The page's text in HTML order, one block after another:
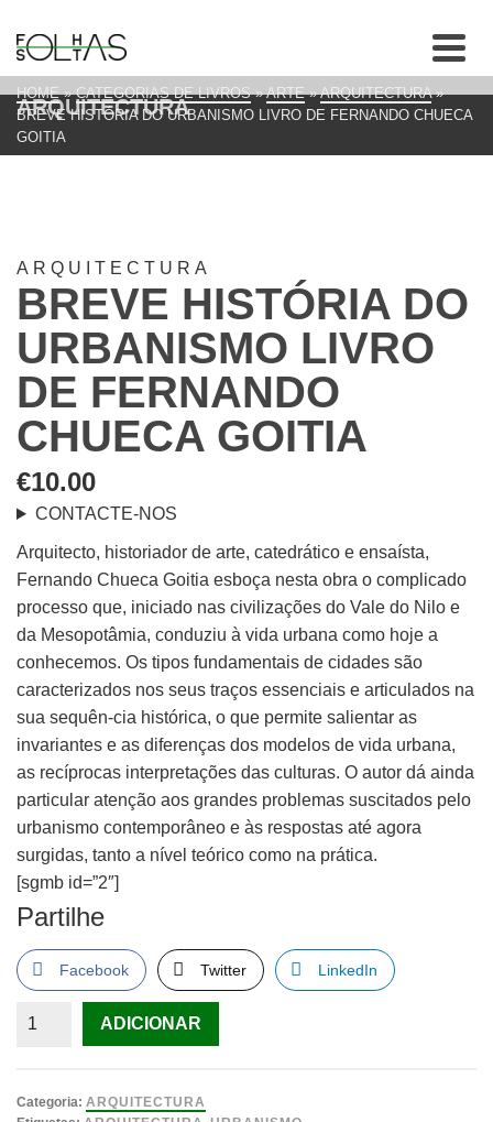
ARQUITECTURA
HOME » CATEGORIAS DE LIVROS » ARTE » ARQUITECTURA »
BREVE HISTÓRIA DO URBANISMO LIVRO DE FERNANDO CHUECA
GOITIA
ARQUITECTURA
BREVE HISTÓRIA DO
URBANISMO LIVRO
DE FERNANDO
CHUECA GOITIA
€10.00
CONTACTE-NOS
Arquitecto, historiador de arte, catedrático e ensaísta,
Fernando Chueca Goitia esboça nesta obra o complicado
processo que, iniciado nas civilizações do Vale do Nilo e
da Mesopotâmia, conduziu à vida urbana como hoje a
conhecemos. Os tipos fundamentais de cidades são
caracterizados nos seus traços essenciais e articulados na
sua sequên-cia histórica, o que permite salientar as
invariantes e as diferenças dos modelos de vida urbana,
as recíprocas interpretações das culturas. O autor dá ainda
particular atenção aos grandes problemas suscitados pelo
urbanismo contemporâneo e às respostas até agora
surgidas, tanto a nível teórico como na prática.
[sgmb id=”2″]
Partilhe
Facebook Twitter LinkedIn
Quantidade
História
ADICIONAR
Categoria: ARQUITECTURA